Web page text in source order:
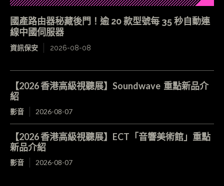
國產路由器秘藏後門！逾 20 款型號每 35 秒自動連
線中國伺服器
資訊保安 2026-08-08
【2026 香港高級視聽展】Soundwave 重點新品介
紹
影音 2026-08-07
【2026 香港高級視聽展】ECT「音響美術館」重點
新品介紹
影音 2026-08-07